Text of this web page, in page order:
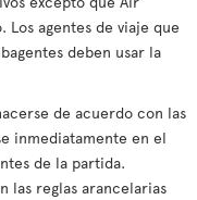
Los agentes de viaje que
deben usar la
de acuerdo con las
inmediatamente en el
de la partida.
las reglas arancelarias